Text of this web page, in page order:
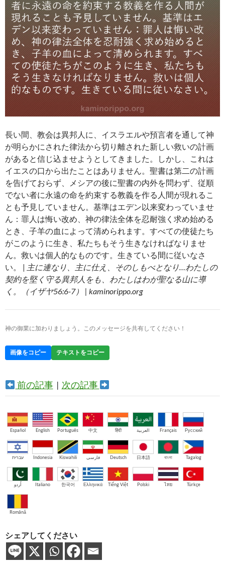
長い間、教会は異邦人に、イスラエルや預言者を通して神
が明らかにされた律法から切り離された新しい救いの計画
があると信じ込ませようとしてきました。しかし、これは
イエスの口から出たことはありません。聖書は第二の計画
を告げておらず、メシアの後に聖書の内外を問わず、従順
でない者に永遠の命を約束する教義を作る人間が現れるこ
とも予見していません。基準はエデン以来変わっていませ
ん：罪人は悔い改め、神の律法全体を忍耐強く求め始める
とき、子羊の血によって清められます。すべての使徒たち
がこのように生き、私たちもそう生きなければなりませ
ん。救いは個人的なものです。生きている間に従いなさ
い。 | 主に連なり、主に仕え、そのしもべとなり…わたしの
契約を堅く守る異邦人をも、わたしはわが聖なる山に導
く。（イザヤ56:6-7） | kaminorippo.org
神の御業に加わりましょう。このメッセージを共有してください！
画像をコピー テキストをコピー
前の記事| 次の記事
Español English Português 中文 हिंदी العربية Français Русский
עברית Indonesia Kiswahili فارسی Deutsch 日本語 বাংলা Tagalog
اُردو Italiano 한국어 Ελληνικά Tiếng Việt Polski ไทย Türkçe
Română
シェアしてください